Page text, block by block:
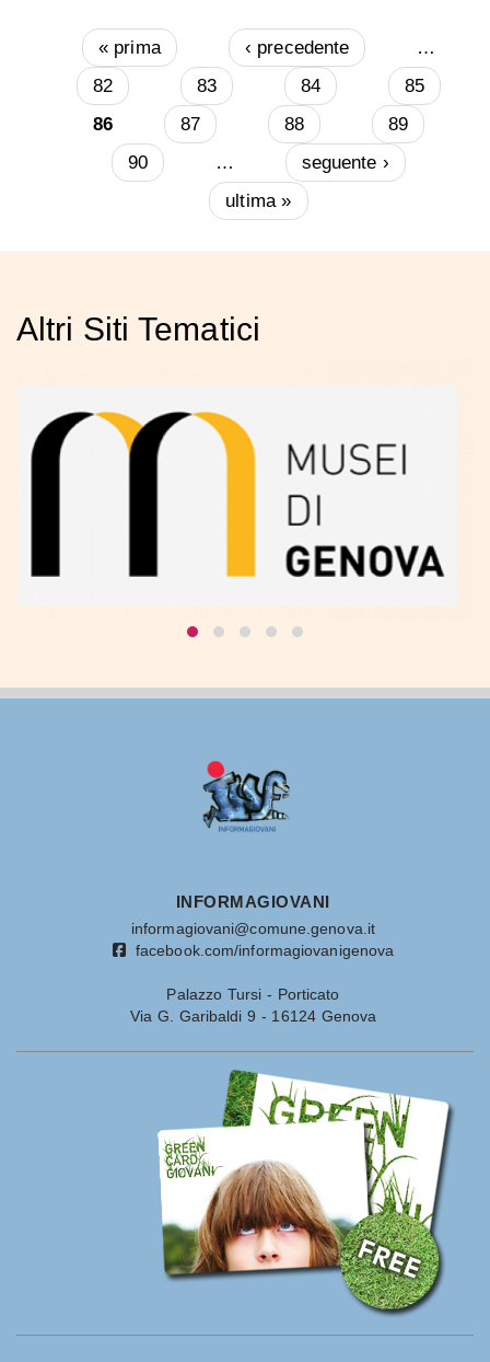
Pagine
« prima ‹ precedente
…
82
83 84
85
86
87 88
89
90
…
seguente ›
ultima »
Altri Siti Tematici
INFORMAGIOVANI
informagiovani@comune.genova.it
facebook.com/informagiovanigenova
Palazzo Tursi - Porticato
Via G. Garibaldi 9 - 16124 Genova